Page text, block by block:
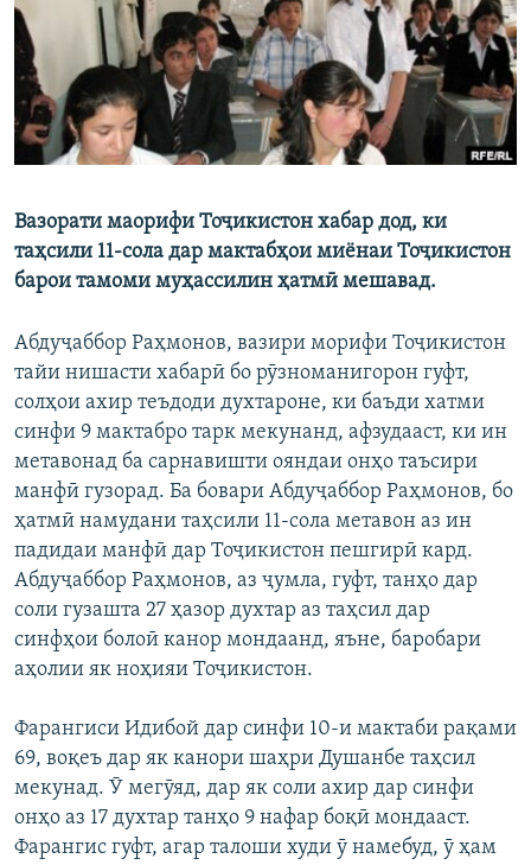
ГУЗОРИШҲОИ РАДИОӢ
Русский
ПАЙГИРӢ КУНЕД
Ҳамаи сомонаҳои RFE/RL
Вазорати маорифи Тоҷикистон хабар дод, ки
таҳсили 11-сола дар мактабҳои миёнаи Тоҷикистон
барои тамоми муҳассилин ҳатмӣ мешавад.
Абдуҷаббор Раҳмонов, вазири морифи Тоҷикистон
тайи нишасти хабарӣ бо рӯзноманигорон гуфт,
солҳои ахир теъдоди духтароне, ки баъди хатми
синфи 9 мактабро тарк мекунанд, афзудааст, ки ин
метавонад ба сарнавишти ояндаи онҳо таъсири
манфӣ гузорад. Ба бовари Абдуҷаббор Раҳмонов, бо
ҳатмӣ намудани таҳсили 11-сола метавон аз ин
падидаи манфӣ дар Тоҷикистон пешгирӣ кард.
Абдуҷаббор Раҳмонов, аз ҷумла, гуфт, танҳо дар
соли гузашта 27 ҳазор духтар аз таҳсил дар
синфҳои болоӣ канор мондаанд, яъне, баробари
аҳолии як ноҳияи Тоҷикистон.
Фарангиси Идибой дар синфи 10-и мактаби рақами
69, воқеъ дар як канори шаҳри Душанбе таҳсил
мекунад. Ӯ мегӯяд, дар як соли ахир дар синфи
онҳо аз 17 духтар танҳо 9 нафар боқӣ мондааст.
Фарангис гуфт, агар талоши худи ӯ намебуд, ӯ ҳам